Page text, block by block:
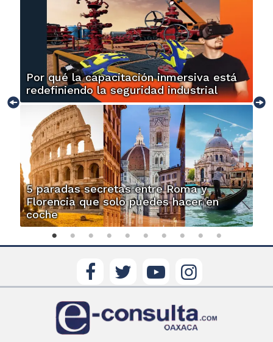
Por qué la capacitación inmersiva está
redefiniendo la seguridad industrial
5 paradas secretas entre Roma y
Florencia que solo puedes hacer en
coche